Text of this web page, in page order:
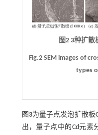
图2 3种扩散
Fig.2 SEM images of
types
图3为量子点发泡扩散板
出，量子点中的Cd元素